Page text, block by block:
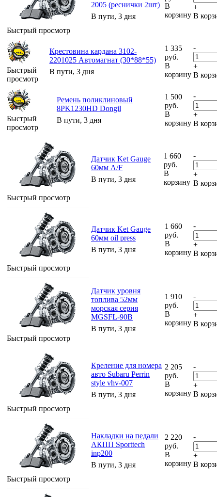
Быстрый просмотр
2005 (реснички 2шт)
В пути, 3 дня
В
корзину
+
В
Быстрый
просмотр
Крестовина кардана 3102-
2201025 Автомагнат (30*88*55)
В пути, 3 дня
1 335
руб.
В
корзину
-
+
В
Быстрый
просмотр
Ремень поликлиновый
8PK1230HD Dongil
В пути, 3 дня
1 500
руб.
В
корзину
-
+
В
Быстрый просмотр
Датчик Ket Gauge
60мм A/F
В пути, 3 дня
1 660
руб.
В
корзину
-
+
В
Быстрый просмотр
Датчик Ket Gauge
60мм oil press
В пути, 3 дня
1 660
руб.
В
корзину
-
+
В
Быстрый просмотр
Датчик уровня
топлива 52мм
морская серия
MGSFL-90B
В пути, 3 дня
1 910
руб.
В
корзину
-
+
В
Быстрый просмотр
Креление для номера
авто Subaru Perrin
style vhv-007
В пути, 3 дня
2 205
руб.
В
корзину
-
+
В
Быстрый просмотр
Накладки на педали
АКПП Sporttech
inp200
В пути, 3 дня
2 220
руб.
В
корзину
-
+
В